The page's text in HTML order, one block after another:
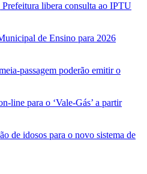
Prefeitura libera consulta ao IPTU
de Ensino para 2026
passagem poderão emitir o
line para o ‘Vale-Gás’ a partir
de idosos para o novo sistema de